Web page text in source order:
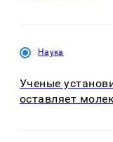
Наука
Ученые
оставляет